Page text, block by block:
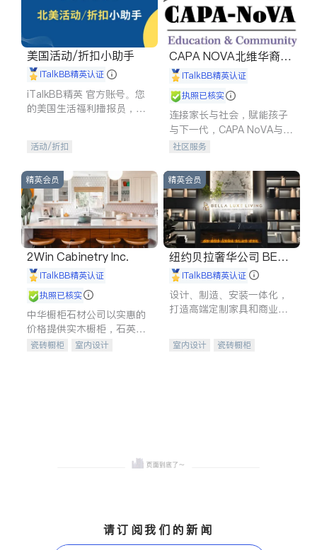
美国活动/折扣小助手
iTalkBB精英认证
iTalkBB精英 官方账号。您
的美国生活福利播报员，精
专属福利。
活动/折扣
CAPA NOVA北维华裔家
长会iTalkBB精英认证
执照已核实
连接家长与社会，赋能孩子
与下一代，CAPA NoVA与您
携手建设包容、公平、充满
社区服务
精英会员
2Win Cabinetry Inc.
iTalkBB精英认证
执照已核实
中华橱柜石材公司以实惠的
价格提供实木橱柜，石英石
台面，多种优质不锈钢水
瓷砖橱柜
室内设计
精英会员
纽约贝拉奢华公司 BELL
A LUXE
iTalkBB精英认证
设计、制造、安装一体化，
打造高端定制家具和商业空
室内设计
瓷砖橱柜
请订阅我们的新闻